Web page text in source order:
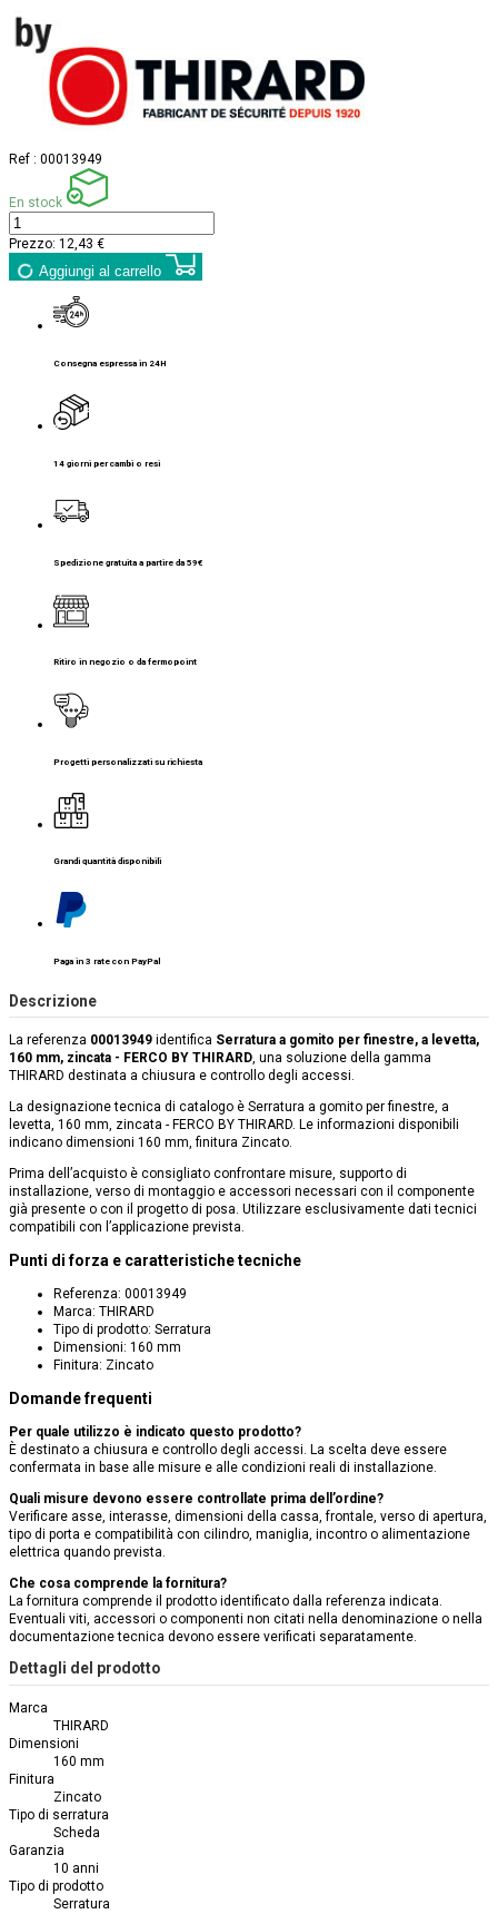
Ref : 00013949
En stock
Prezzo: 12,43 €
Aggiungi al carrello
Consegna espressa in 24H
14 giorni per cambi o resi
Spedizione gratuita a partire da 59€
Ritiro in negozio o da fermopoint
Progetti personalizzati su richiesta
Grandi quantità disponibili
Paga in 3 rate con PayPal
Descrizione
La referenza 00013949 identifica Serratura a gomito per finestre, a levetta,
160 mm, zincata - FERCO BY THIRARD, una soluzione della gamma
THIRARD destinata a chiusura e controllo degli accessi.
La designazione tecnica di catalogo è Serratura a gomito per finestre, a
levetta, 160 mm, zincata - FERCO BY THIRARD. Le informazioni disponibili
indicano dimensioni 160 mm, finitura Zincato.
Prima dell’acquisto è consigliato confrontare misure, supporto di
installazione, verso di montaggio e accessori necessari con il componente
già presente o con il progetto di posa. Utilizzare esclusivamente dati tecnici
compatibili con l’applicazione prevista.
Punti di forza e caratteristiche tecniche
Referenza: 00013949
Marca: THIRARD
Tipo di prodotto: Serratura
Dimensioni: 160 mm
Finitura: Zincato
Domande frequenti
Per quale utilizzo è indicato questo prodotto?
È destinato a chiusura e controllo degli accessi. La scelta deve essere
confermata in base alle misure e alle condizioni reali di installazione.
Quali misure devono essere controllate prima dell’ordine?
Verificare asse, interasse, dimensioni della cassa, frontale, verso di apertura,
tipo di porta e compatibilità con cilindro, maniglia, incontro o alimentazione
elettrica quando prevista.
Che cosa comprende la fornitura?
La fornitura comprende il prodotto identificato dalla referenza indicata.
Eventuali viti, accessori o componenti non citati nella denominazione o nella
documentazione tecnica devono essere verificati separatamente.
Dettagli del prodotto
Marca
THIRARD
Dimensioni
160 mm
Finitura
Zincato
Tipo di serratura
Scheda
Garanzia
10 anni
Tipo di prodotto
Serratura